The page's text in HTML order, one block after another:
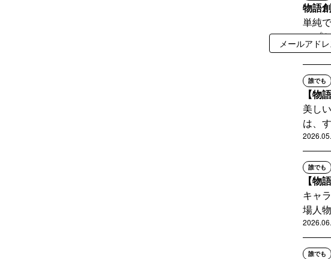
物語
単純
ンプ
誰でも
【物
美し
は、
誰でも
【物
キャ
場人
誰でも